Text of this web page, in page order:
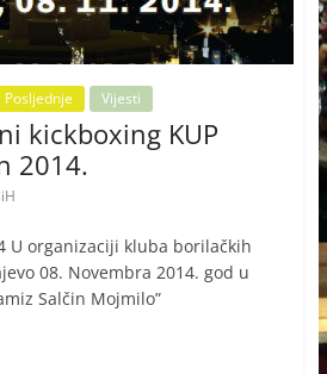
Posljednje Vijesti
kickboxing KUP
2014.
U organizaciji kluba borilačkih
08. Novembra 2014. god u
Salčin Mojmilo”